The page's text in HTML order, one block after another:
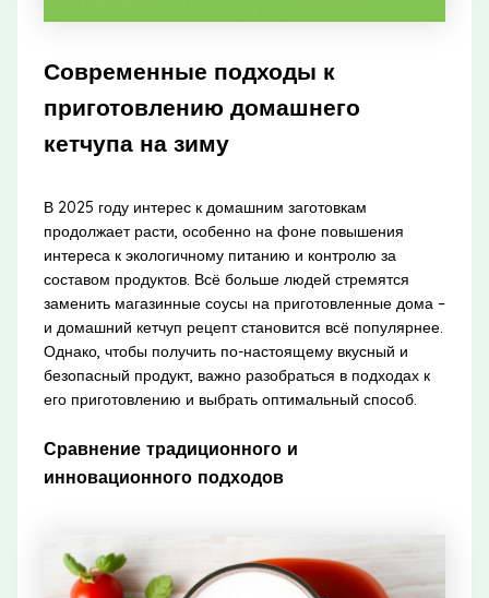
Современные подходы к
приготовлению домашнего
кетчупа на зиму
В 2025 году интерес к домашним заготовкам
продолжает расти, особенно на фоне повышения
интереса к экологичному питанию и контролю за
составом продуктов. Всё больше людей стремятся
заменить магазинные соусы на приготовленные дома –
и домашний кетчуп рецепт становится всё популярнее.
Однако, чтобы получить по-настоящему вкусный и
безопасный продукт, важно разобраться в подходах к
его приготовлению и выбрать оптимальный способ.
Сравнение традиционного и
инновационного подходов